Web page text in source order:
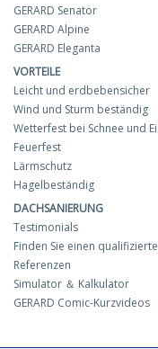
GERARD Senator
GERARD Alpine
GERARD Eleganta
VORTEILE
Leicht und erdbebensicher
Wind und Sturm beständig
Wetterfest bei Schnee und
Feuerfest
Lärmschutz
Hagelbeständig
DACHSANIERUNG
Testimonials
Finden Sie einen
Referenzen
Simulator ＆ Kalkulator
GERARD Comic-Kurzvideos